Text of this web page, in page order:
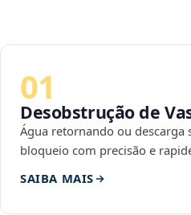
01
Desobstrução de
Água retornando ou descarga
bloqueio com precisão e
SAIBA MAIS